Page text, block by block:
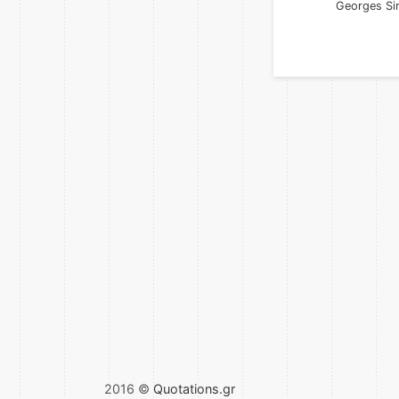
Georges
2016 © Quotations.gr